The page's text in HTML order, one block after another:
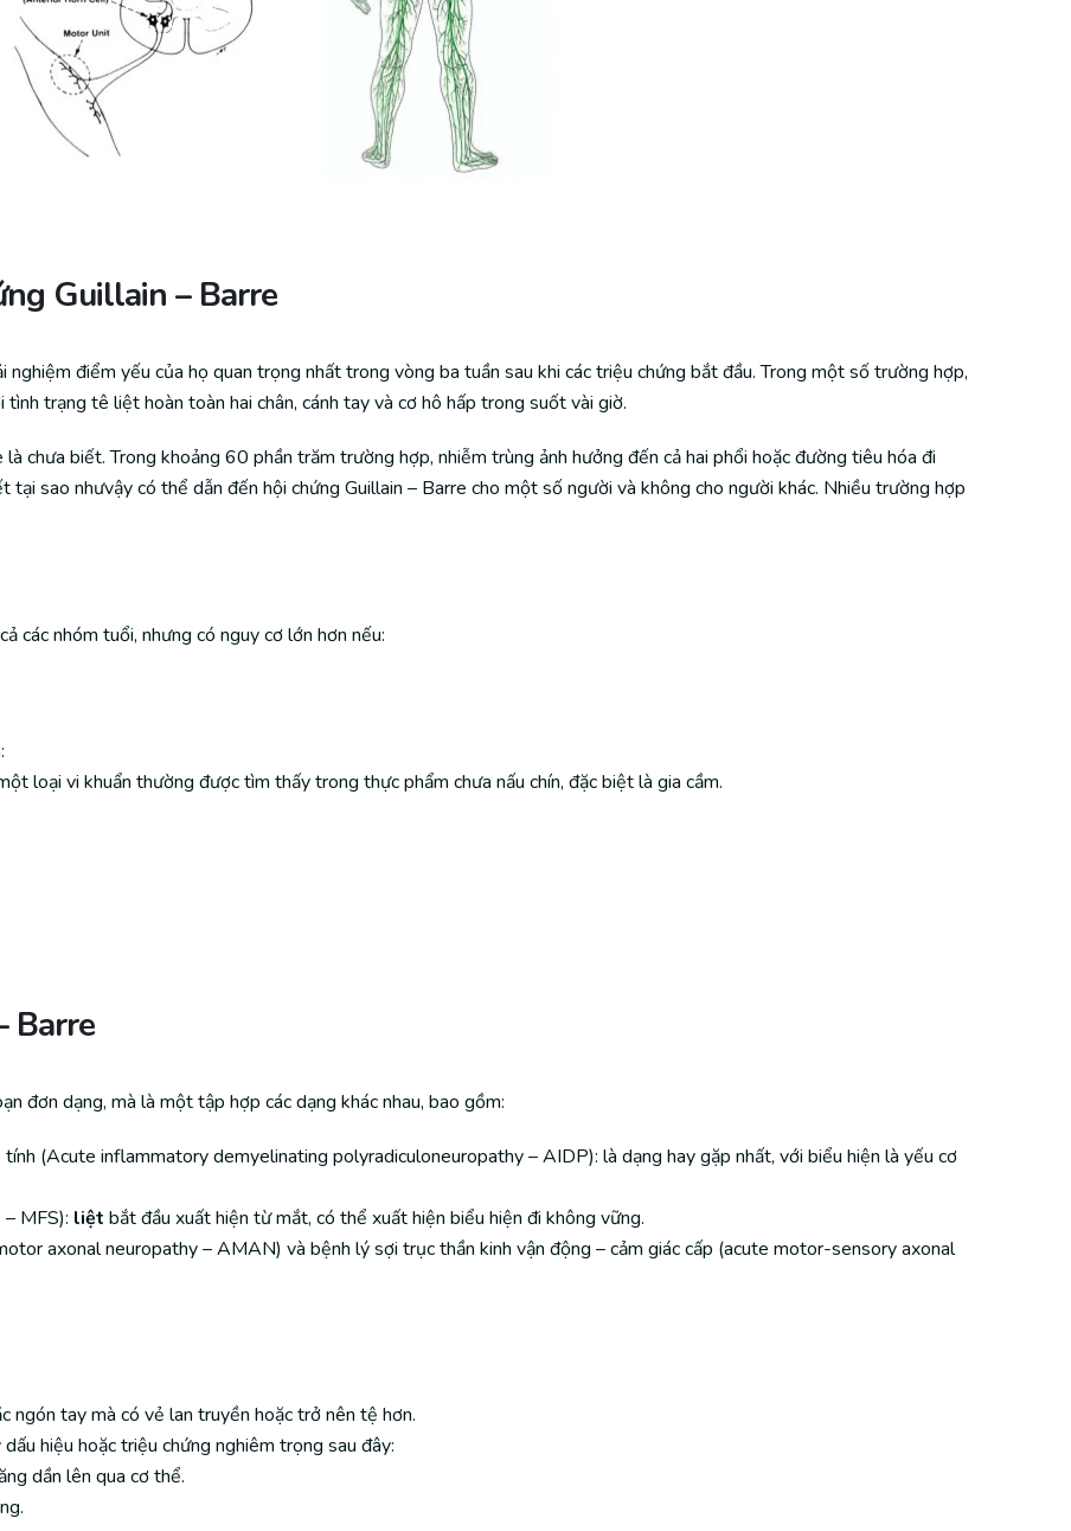
Guillain – Barre
điểm yếu của họ quan trọng nhất trong vòng ba tuần sau khi các triệu chứng bắt đầu. Trong một số trường hợp,
trạng tê liệt hoàn toàn hai chân, cánh tay và cơ hô hấp trong suốt vài giờ.
là chưa biết. Trong khoảng 60 phần trăm trường hợp, nhiễm trùng ảnh hưởng đến cả hai phổi hoặc đường tiêu hóa đi
tại sao nhưvậy có thể dẫn đến hội chứng Guillain – Barre cho một số người và không cho người khác. Nhiều trường hợp
các nhóm tuổi, nhưng có nguy cơ lớn hơn nếu:
loại vi khuẩn thường được tìm thấy trong thực phẩm chưa nấu chín, đặc biệt là gia cầm.
Barre
đơn dạng, mà là một tập hợp các dạng khác nhau, bao gồm:
tính (Acute inflammatory demyelinating polyradiculoneuropathy – AIDP): là dạng hay gặp nhất, với biểu hiện là yếu cơ
MFS): liệt bắt đầu xuất hiện từ mắt, có thể xuất hiện biểu hiện đi không vững.
axonal neuropathy – AMAN) và bệnh lý sợi trục thần kinh vận động – cảm giác cấp (acute motor-sensory axonal
ngón tay mà có vẻ lan truyền hoặc trở nên tệ hơn.
hiệu hoặc triệu chứng nghiêm trọng sau đây:
dần lên qua cơ thể.